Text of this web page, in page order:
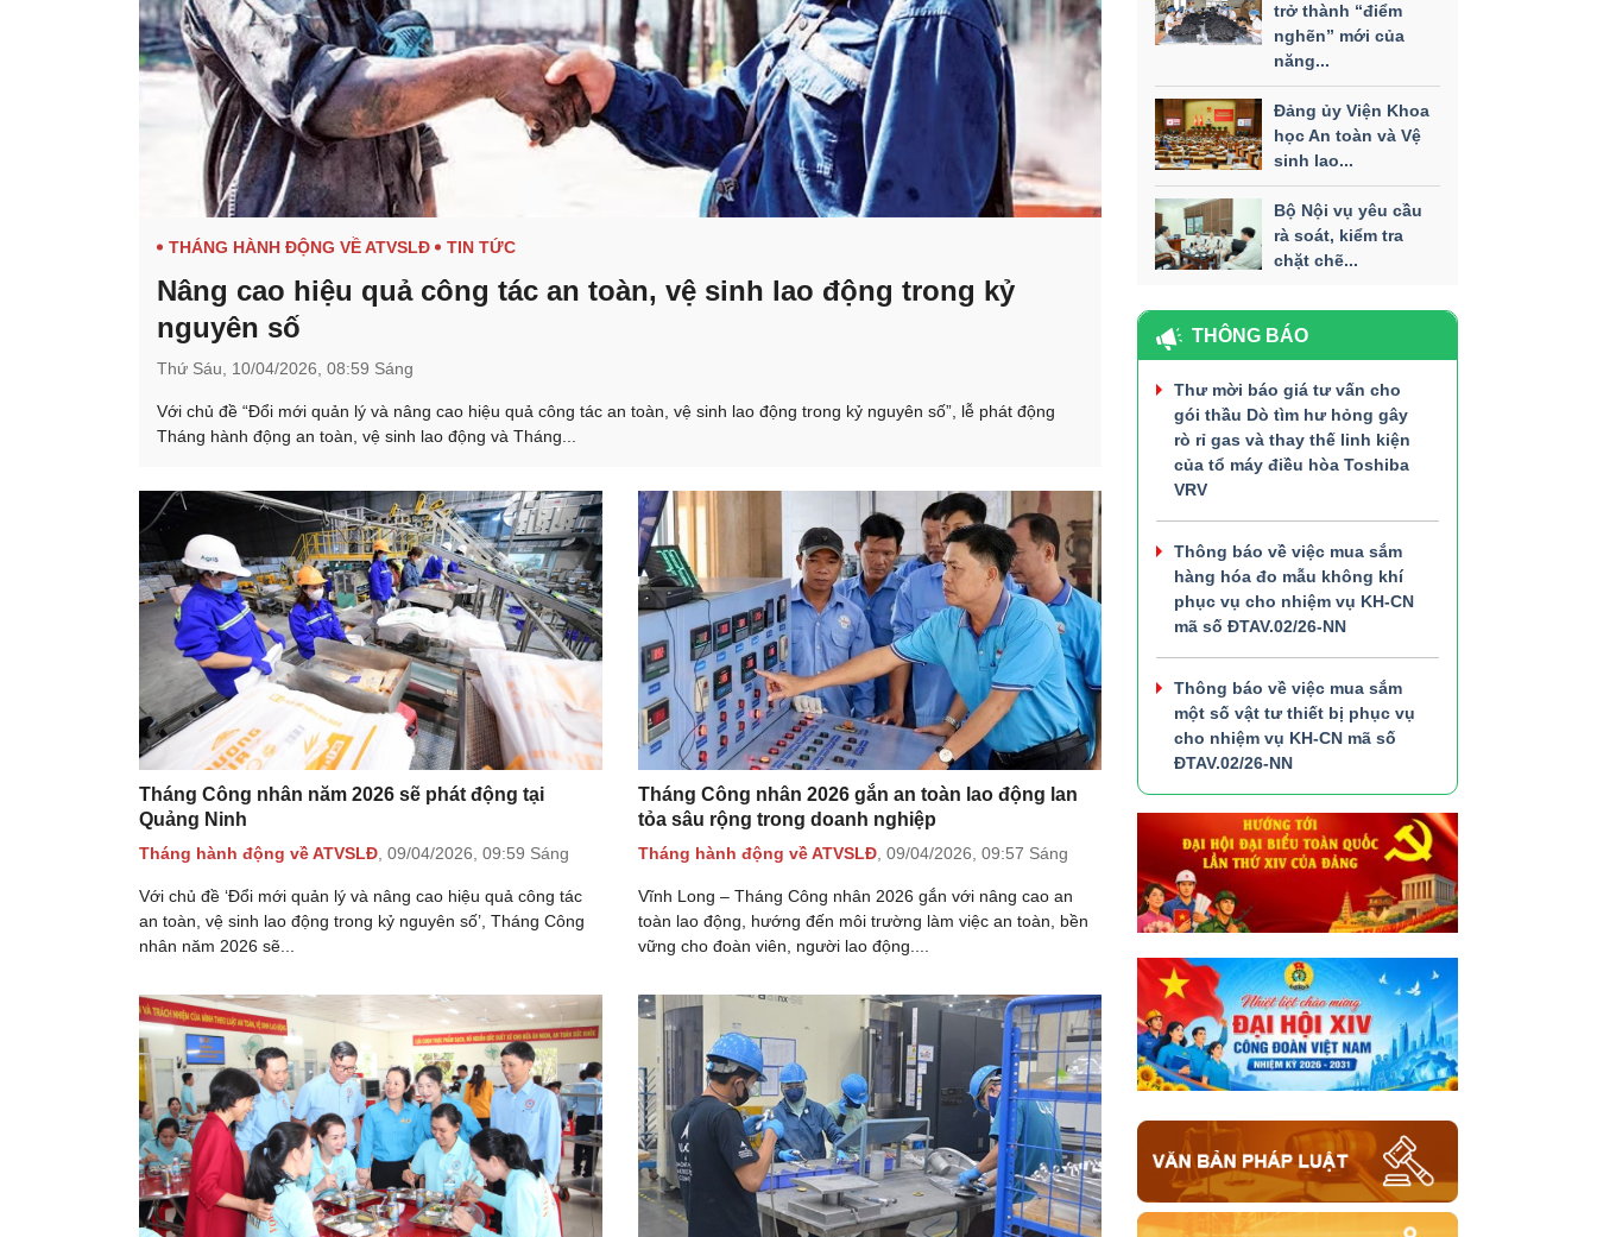
THÁNG HÀNH ĐỘNG VỀ ATVSLĐ TIN TỨC
Nâng cao hiệu quả công tác an toàn, vệ sinh lao động trong kỷ
nguyên số
Thứ Sáu, 10/04/2026, 08:59 Sáng
Với chủ đề “Đổi mới quản lý và nâng cao hiệu quả công tác an toàn, vệ sinh lao động trong kỷ nguyên số”, lễ phát động
Tháng hành động an toàn, vệ sinh lao động và Tháng...
Tháng Công nhân năm 2026 sẽ phát động tại
Quảng Ninh
Tháng hành động về ATVSLĐ, 09/04/2026, 09:59 Sáng
Với chủ đề ‘Đổi mới quản lý và nâng cao hiệu quả công tác
an toàn, vệ sinh lao động trong kỷ nguyên số’, Tháng Công
nhân năm 2026 sẽ...
Tháng Công nhân 2026 gắn an toàn lao động lan
tỏa sâu rộng trong doanh nghiệp
Tháng hành động về ATVSLĐ, 09/04/2026, 09:57 Sáng
Vĩnh Long – Tháng Công nhân 2026 gắn với nâng cao an
toàn lao động, hướng đến môi trường làm việc an toàn, bền
vững cho đoàn viên, người lao động....
trở thành “điểm
nghẽn” mới của
năng...
Đảng ủy Viện Khoa
học An toàn và Vệ
sinh lao...
Bộ Nội vụ yêu cầu
rà soát, kiểm tra
chặt chẽ...
THÔNG BÁO
Thư mời báo giá tư vấn cho
gói thầu Dò tìm hư hỏng gây
rò rỉ gas và thay thế linh kiện
của tổ máy điều hòa Toshiba
VRV
Thông báo về việc mua sắm
hàng hóa đo mẫu không khí
phục vụ cho nhiệm vụ KH-CN
mã số ĐTAV.02/26-NN
Thông báo về việc mua sắm
một số vật tư thiết bị phục vụ
cho nhiệm vụ KH-CN mã số
ĐTAV.02/26-NN